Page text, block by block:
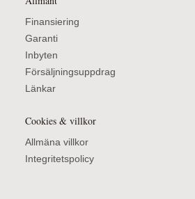
Finansiering
Garanti
Inbyten
Försäljningsuppdrag
Länkar
Cookies & villkor
Allmäna villkor
Integritetspolicy